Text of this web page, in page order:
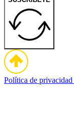
Política de privacidad